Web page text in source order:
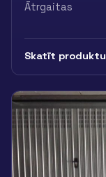
Ātrgaitas
Skatīt produktu